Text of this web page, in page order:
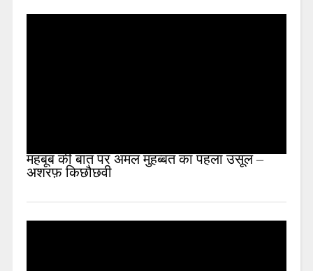
महबूब की बात पर अमल मुहब्बत का पहला उसूल –
अशरफ़ किछौछवी